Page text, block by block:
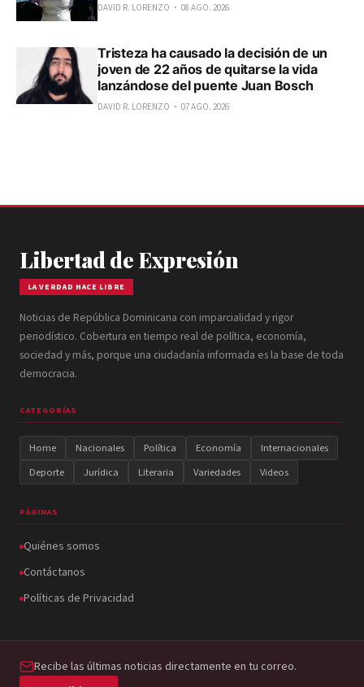
DAVID R. LORENZO 08 AGO. 2026
Tristeza ha causado la decisión de un
joven de 22 años de quitarse la vida
lanzándose del puente Juan Bosch
DAVID R. LORENZO 07 AGO. 2026
Libertad de Expresión
LA VERDAD HACE LIBRE
Noticias de República Dominicana con imparcialidad y rigor
periodístico. Cobertura en tiempo real de política, economía,
sociedad y más, porque una ciudadanía informada es la base de toda
democracia.
CATEGORÍAS
Home Nacionales Política Economía
Internacionales
Deporte
Jurídica Literaria Variedades Videos
PÁGINAS
Quiénes somos
Contáctanos
Políticas de Privacidad
Recibe las últimas noticias directamente en tu correo.